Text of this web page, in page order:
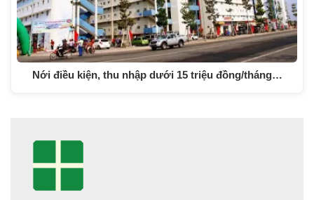
Nới điều kiện, thu nhập dưới 15 triệu đồng/tháng…